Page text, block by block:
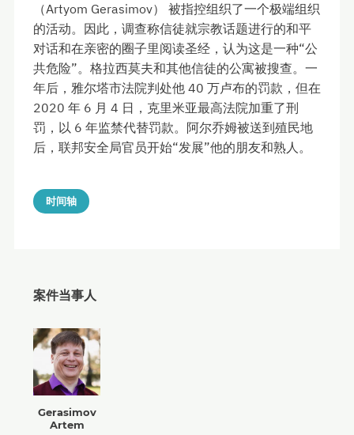
（Artyom Gerasimov） 被指控组织了一个极端组织
的活动。因此，调查称信徒就宗教话题进行的和平
对话和在亲密的圈子里阅读圣经，认为这是一种“公
共危险”。格拉西莫夫和其他信徒的公寓被搜查。一
年后，雅尔塔市法院判处他 40 万卢布的罚款，但在
2020 年 6 月 4 日，克里米亚最高法院加重了刑
罚，以 6 年监禁代替罚款。阿尔乔姆被送到殖民地
后，联邦安全局官员开始“发展”他的朋友和熟人。
时间轴
案件当事人
Gerasimov
Artem